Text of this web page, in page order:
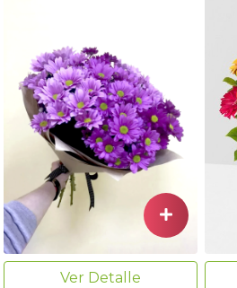
Ver Detalle